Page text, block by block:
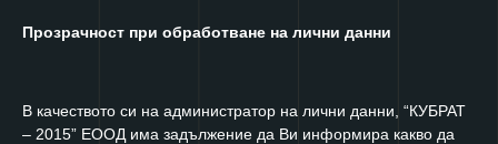
Прозрачност при обработване на лични данни
В качеството си на администратор на лични данни, “КУБРАТ
– 2015” ЕООД има задължение да Ви информира какво да